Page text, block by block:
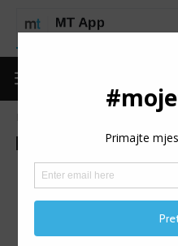
Moje trčanje
MT
atletski